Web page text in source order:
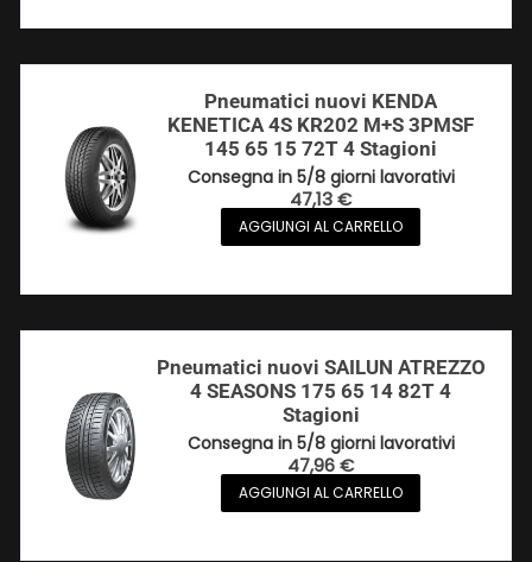
Pneumatici nuovi KENDA
KENETICA 4S KR202 M+S 3PMSF
145 65 15 72T 4 Stagioni
Consegna in 5/8 giorni lavorativi
47,13€
AGGIUNGI AL CARRELLO
Pneumatici nuovi SAILUN ATREZZO
4 SEASONS 175 65 14 82T 4
Stagioni
Consegna in 5/8 giorni lavorativi
47,96€
AGGIUNGI AL CARRELLO